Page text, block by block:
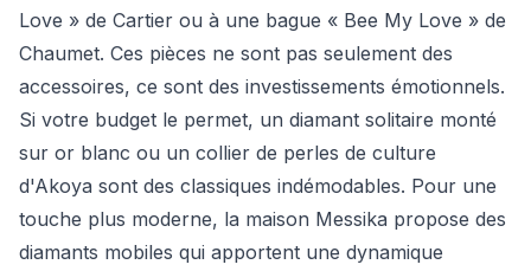
Love » de Cartier ou à une bague « Bee My Love » de
Chaumet. Ces pièces ne sont pas seulement des
accessoires, ce sont des investissements émotionnels.
Si votre budget le permet, un diamant solitaire monté
sur or blanc ou un collier de perles de culture
d'Akoya sont des classiques indémodables. Pour une
touche plus moderne, la maison Messika propose des
diamants mobiles qui apportent une dynamique